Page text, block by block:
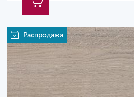
Распродажа